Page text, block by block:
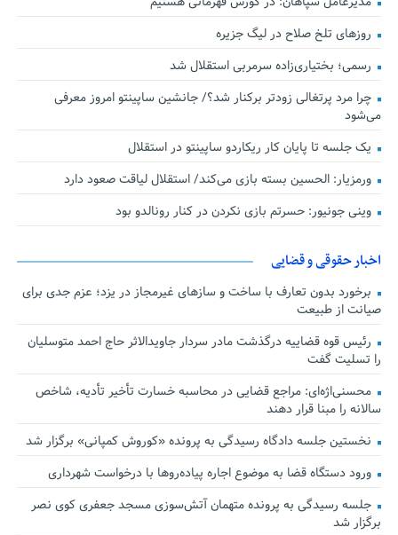
روزهای تلخ صلاح در لیگ جزیره
رسمی؛ بختیاری‌زاده سرمربی استقلال شد
چرا مرد پرتغالی زودتر برکنار شد؟/ جانشین ساپینتو امروز معرفی
می‌شود
یک جلسه تا پایان کار ریکاردو ساپینتو در استقلال
ورمزیار: الحسین بسته بازی می‌کند/ استقلال لیاقت صعود دارد
وینی جونیور: حسرتم بازی نکردن در کنار رونالدو بود
اخبار حقوقی و قضایی
برخورد بدون تعارف با ساخت‌ و سازهای غیرمجاز در یزد؛ عزم جدی برای
صیانت از طبیعت
رئیس قوه قضاییه درگذشت مادر سردار جاویدالاثر حاج احمد متوسلیان
را تسلیت گفت
محسنی‌اژه‌ای: مراجع قضایی در محاسبه خسارت تأخیر تأدیه، شاخص
سالانه را مبنا قرار دهند
نخستین جلسه دادگاه رسیدگی به پرونده «کوروش کمپانی» برگزار شد
ورود دستگاه قضا به موضوع اجاره پیاده‌روها با درخواست شهرداری
جلسه رسیدگی به پرونده متهمان آتش‌سوزی مسجد جعفری کوی نصر
برگزار شد